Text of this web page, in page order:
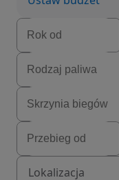
Lokalizacja